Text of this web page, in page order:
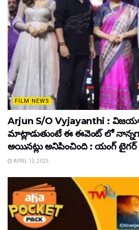
FILM NEWS
Arjun S/O Vyjayanthi :
మాట్లాడుతుంటే ఈ ఈవెంట్ లో
అయినట్లు అనిపించింది : యంగ్ టైగర్
APRIL 13, 2025